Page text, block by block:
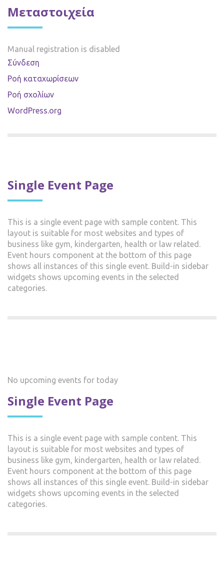
Μεταστοιχεία
Manual registration is disabled
Σύνδεση
Ροή καταχωρίσεων
Ροή σχολίων
WordPress.org
Single Event Page
This is a single event page with sample content. This
layout is suitable for most websites and types of
business like gym, kindergarten, health or law related.
Event hours component at the bottom of this page
shows all instances of this single event. Build-in sidebar
widgets shows upcoming events in the selected
categories.
No upcoming events for today
Single Event Page
This is a single event page with sample content. This
layout is suitable for most websites and types of
business like gym, kindergarten, health or law related.
Event hours component at the bottom of this page
shows all instances of this single event. Build-in sidebar
widgets shows upcoming events in the selected
categories.